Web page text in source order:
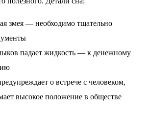
змея — необходимо тщательно
падает жидкость — к денежному
о встрече с человеком,
высокое положение в обществе